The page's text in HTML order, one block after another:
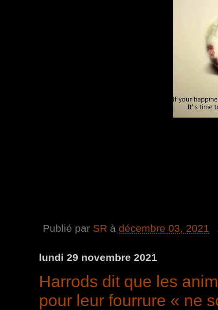
Publié par SR à décembre 03, 2021
lundi 29 novembre 2021
Harrods dit que les
pour leur fourrure « ne